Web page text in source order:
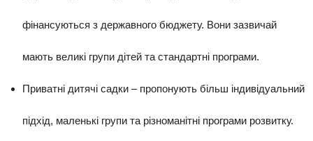
фінансуються з державного бюджету. Вони зазвичай
мають великі групи дітей та стандартні програми.
Приватні дитячі садки – пропонують більш індивідуальний
підхід, маленькі групи та різноманітні програми розвитку.